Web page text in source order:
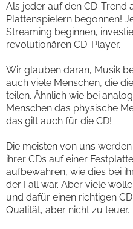
Als jeder auf den CD-Trend
Plattenspielern begonnen!
Streaming beginnen,
revolutionären CD-Player.
Wir glauben daran, Musik
auch viele Menschen, die
teilen. Ähnlich wie bei
Menschen das physische
das gilt auch für die CD!
Die meisten von uns
ihrer CDs auf einer
aufbewahren, wie dies bei
der Fall war. Aber viele
und dafür einen richtigen
Qualität, aber nicht zu teuer.